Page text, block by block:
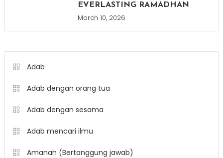
EVERLASTING RAMADHAN
March 10, 2026
Adab
Adab dengan orang tua
Adab dengan sesama
Adab mencari ilmu
Amanah (Bertanggung jawab)